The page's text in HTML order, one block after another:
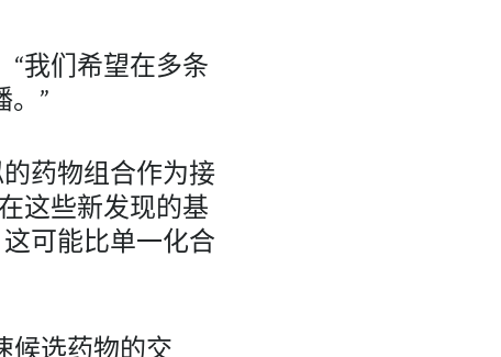
“我们希望在多条
。”
药物组合作为接
这些新发现的基
可能比单一化合
候选药物的交